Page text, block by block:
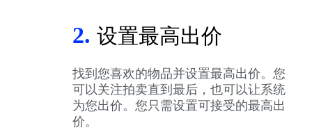
2. 设置最高出价
找到您喜欢的物品并设置最高出价。您
可以关注拍卖直到最后，也可以让系统
为您出价。您只需设置可接受的最高出
价。